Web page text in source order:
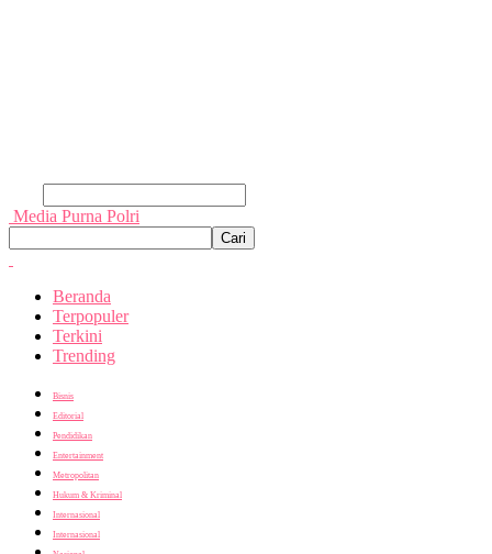
Media Purna Polri
Beranda
Terpopuler
Terkini
Trending
Bisnis
Editorial
Pendidikan
Entertainment
Metropolitan
Hukum & Kriminal
Internasional
Internasional